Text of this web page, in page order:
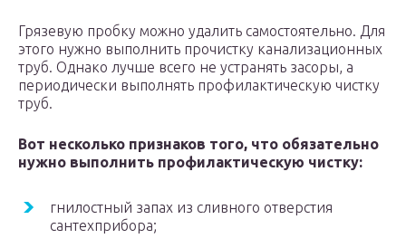
Грязевую пробку можно удалить самостоятельно. Для
этого нужно выполнить прочистку канализационных
труб. Однако лучше всего не устранять засоры, а
периодически выполнять профилактическую чистку
труб.
Вот несколько признаков того, что обязательно
нужно выполнить профилактическую чистку:
гнилостный запах из сливного отверстия
сантехприбора;